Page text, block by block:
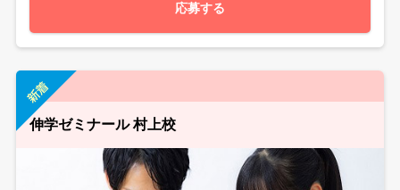
応募する
伸学ゼミナール 村上校